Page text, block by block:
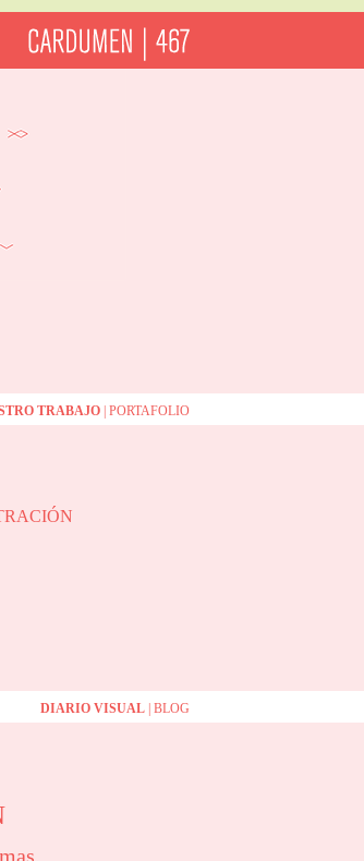
TRABAJO | PORTAFOLIO
DIARIO VISUAL | BLOG